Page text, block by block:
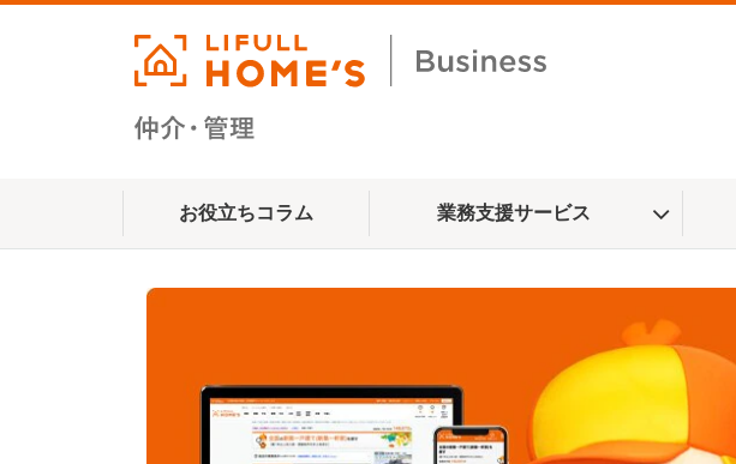
お役立ちコラム 業務支援サービス